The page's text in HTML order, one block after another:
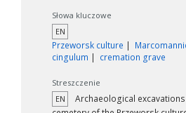
Słowa kluczowe
EN
Przeworsk culture
cingulum
cremation grave
Streszczenie
EN
Archaeological